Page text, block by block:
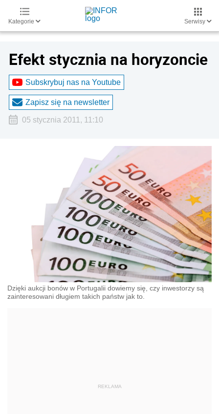
Kategorie Serwisy
Efekt stycznia na horyzoncie
Subskrybuj nas na Youtube
Zapisz się na newsletter
05 stycznia 2011, 11:10
Dzięki aukcji bonów w Portugalii dowiemy się, czy inwestorzy są
zainteresowani długiem takich państw jak to.